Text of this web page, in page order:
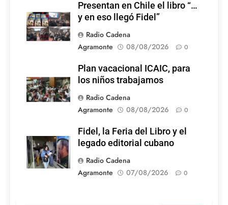
Presentan en Chile el libro “…
y en eso llegó Fidel”
Radio Cadena
Agramonte
08/08/2026 0
Plan vacacional ICAIC, para
los niños trabajamos
Radio Cadena
Agramonte
08/08/2026 0
Fidel, la Feria del Libro y el
legado editorial cubano
Radio Cadena
Agramonte
07/08/2026 0